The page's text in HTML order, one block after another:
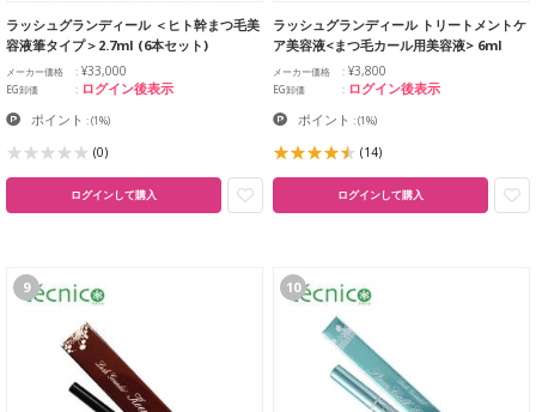
ラッシュグランディール ＜ヒト幹まつ毛美
容液筆タイプ＞2.7ml (6本セット)
メーカー価格 ¥33,000
EG卸価 ログイン後表示
ポイント :(1%)
(0)
ログインして購入
ラッシュグランディール トリートメントケ
ア美容液<まつ毛カール用美容液> 6ml
メーカー価格 ¥3,800
EG卸価 ログイン後表示
ポイント :(1%)
(14)
ログインして購入
9 10